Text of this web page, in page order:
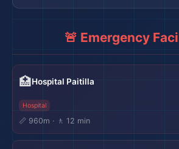
🗺️
🚨 Emergency
🏥Hospital Paitilla
Hospital
📏 960m · 🚶 12 min